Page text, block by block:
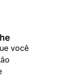
você